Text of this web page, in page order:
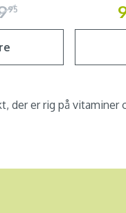
95
er rig på